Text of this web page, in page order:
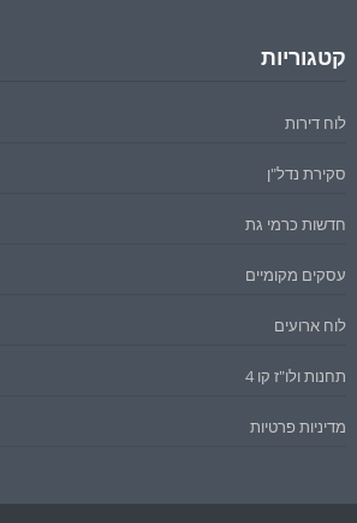
קטגוריות
לוח דירות
סקירת נדל"ן
חדשות כרמי גת
עסקים מקומיים
לוח ארועים
תחנות ולו"ז קו 4
מדיניות פרטיות